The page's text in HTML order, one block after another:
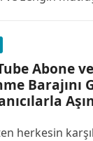
Abone
Barajını
herkesin